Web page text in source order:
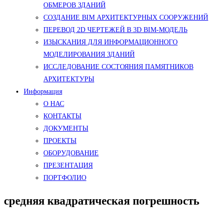
ОБМЕРОВ ЗДАНИЙ
СОЗДАНИЕ BIM АРХИТЕКТУРНЫХ СООРУЖЕНИЙ
ПЕРЕВОД 2D ЧЕРТЕЖЕЙ В 3D BIM-МОДЕЛЬ
ИЗЫСКАНИЯ ДЛЯ ИНФОРМАЦИОННОГО
МОДЕЛИРОВАНИЯ ЗДАНИЙ
ИССЛЕДОВАНИЕ СОСТОЯНИЯ ПАМЯТНИКОВ
АРХИТЕКТУРЫ
Информация
О НАС
КОНТАКТЫ
ДОКУМЕНТЫ
ПРОЕКТЫ
ОБОРУДОВАНИЕ
ПРЕЗЕНТАЦИЯ
ПОРТФОЛИО
средняя квадратическая погрешность